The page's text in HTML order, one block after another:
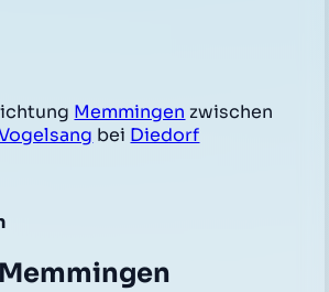
Memmingen zwischen
bei Diedorf